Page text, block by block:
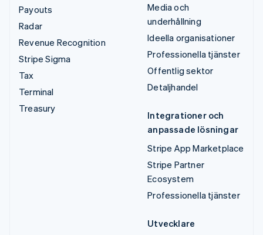
Payouts
Radar
Revenue Recognition
Stripe Sigma
Tax
Terminal
Treasury
Media och
underhållning
Ideella organisationer
Professionella tjänster
Offentlig sektor
Detaljhandel
Integrationer och
anpassade lösningar
Stripe App Marketplace
Stripe Partner
Ecosystem
Professionella tjänster
Utvecklare